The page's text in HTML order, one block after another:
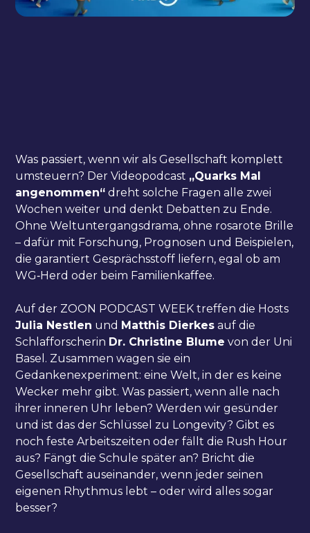
Was passiert, wenn wir als Gesellschaft komplett
umsteuern? Der Videopodcast „Quarks Mal
angenommen“ dreht solche Fragen alle zwei
Wochen weiter und denkt Debatten zu Ende.
Ohne Weltuntergangsdrama, ohne rosarote Brille
– dafür mit Forschung, Prognosen und Beispielen,
die garantiert Gesprächsstoff liefern, egal ob am
WG‑Herd oder beim Familienkaffee.
Auf der ZOON PODCAST WEEK treffen die Hosts
Julia Nestlen und Matthis Dierkes auf die
Schlafforscherin Dr. Christine Blume von der Uni
Basel. Zusammen wagen sie ein
Gedankenexperiment: eine Welt, in der es keine
Wecker mehr gibt. Was passiert, wenn alle nach
ihrer inneren Uhr leben? Werden wir gesünder
und ist das der Schlüssel zu Longevity? Gibt es
noch feste Arbeitszeiten oder fällt die Rush Hour
aus? Fängt die Schule später an? Bricht die
Gesellschaft auseinander, wenn jeder seinen
eigenen Rhythmus lebt – oder wird alles sogar
besser?